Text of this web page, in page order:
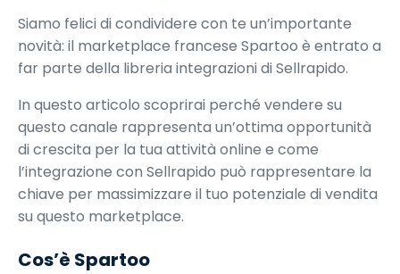
Siamo felici di condividere con te un’importante
novità: il marketplace francese Spartoo è entrato a
far parte della libreria integrazioni di Sellrapido.
In questo articolo scoprirai perché vendere su
questo canale rappresenta un’ottima opportunità
di crescita per la tua attività online e come
l’integrazione con Sellrapido può rappresentare la
chiave per massimizzare il tuo potenziale di vendita
su questo marketplace.
Cos’è Spartoo